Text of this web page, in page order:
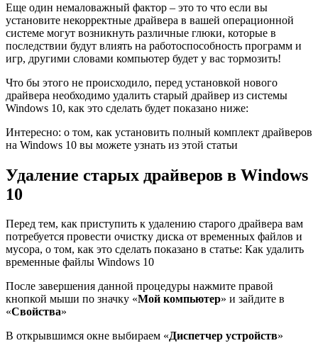
Еще один немаловажный фактор – это то что если вы
установите некорректные драйвера в вашей операционной
системе могут возникнуть различные глюки, которые в
последствии будут влиять на работоспособность программ и
игр, другими словами компьютер будет у вас тормозить!
Что бы этого не происходило, перед установкой нового
драйвера необходимо удалить старый драйвер из системы
Windows 10, как это сделать будет показано ниже:
Интересно: о том, как установить полный комплект драйверов
на Windows 10 вы можете узнать из этой статьи
Удаление старых драйверов в Windows
10
Перед тем, как приступить к удалению старого драйвера вам
потребуется провести очистку диска от временных файлов и
мусора, о том, как это сделать показано в статье: Как удалить
временные файлы Windows 10
После завершения данной процедуры нажмите правой
кнопкой мыши по значку «Мой компьютер» и зайдите в
«Свойства»
В открывшимся окне выбираем «Диспетчер устройств»